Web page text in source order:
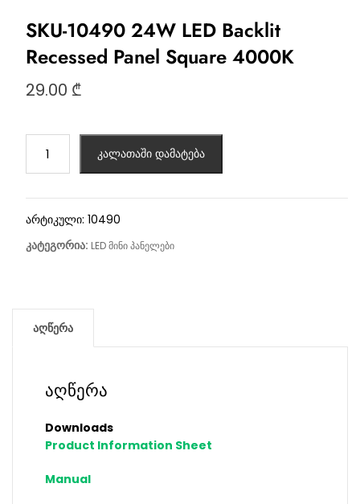
SKU-10490 24W LED Backlit
Recessed Panel Square 4000K
29.00 ₾
კალათაში დამატება
არტიკული: 10490
კატეგორია: LED მინი პანელები
აღწერა
აღწერა
Downloads
Product Information Sheet
Manual